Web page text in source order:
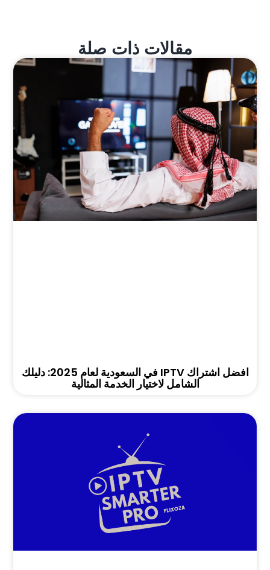
مقالات ذات صلة
افضل اشتراك IPTV في السعودية لعام 2025: دليلك
الشامل لاختيار الخدمة المثالية